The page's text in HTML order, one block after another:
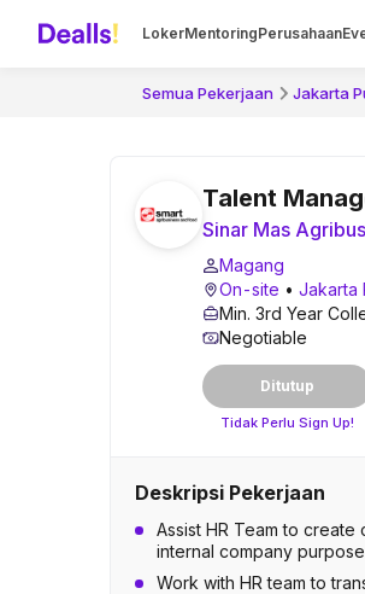
LokerMentoringPerusahaan
Semua Pekerjaan Jakarta
Talent
Sinar Mas
Magang
On-site • Jakarta
Min. 3rd Year
Negotiable
Ditutup
Tidak Perlu Sign Up!
Deskripsi Pekerjaan
Assist HR Team to
internal company purpose
Work with HR team to